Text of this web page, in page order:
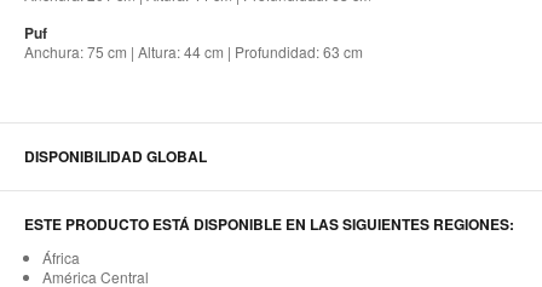
Puf
Anchura: 75 cm | Altura: 44 cm | Profundidad: 63 cm
DISPONIBILIDAD GLOBAL
ESTE PRODUCTO ESTÁ DISPONIBLE EN LAS SIGUIENTES REGIONES:
África
América Central